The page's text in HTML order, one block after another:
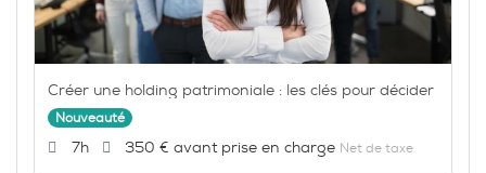
Créer une holding patrimoniale : les clés pour décider
Nouveauté
Durée :
7h Prix :
350 € Net de taxe